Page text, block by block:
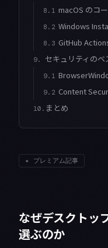
8.1 macOS のコ
8.2 Windows
8.3 GitHub
9. セキュリティの
9.1
9.2 Content
10. まとめ
✦ プレミアム記事
なぜデスクトッ
選ぶのか